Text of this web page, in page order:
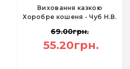
Виховання казкою
Хоробре кошеня - Чуб Н.В.
69.00грн.
55.20грн.